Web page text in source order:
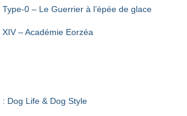
0 – Le Guerrier à l’épée de glace
– Académie Eorzéa
Dog Life & Dog Style